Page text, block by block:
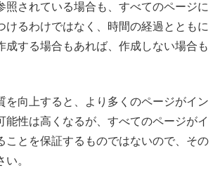
照されている場合も、すべてのページに
けるわけではなく、時間の経過とともに
成する場合もあれば、作成しない場合も
を向上すると、より多くのページがイン
能性は高くなるが、すべてのページがイ
ことを保証するものではないので、その
。